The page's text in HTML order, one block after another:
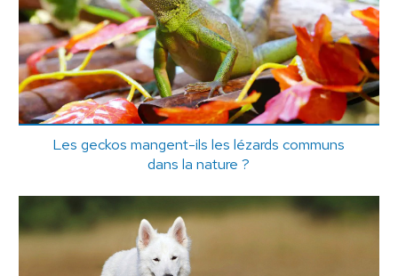
Les geckos mangent-ils les lézards communs
dans la nature ?